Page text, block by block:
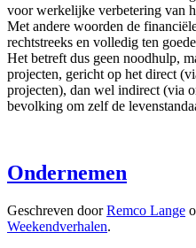
voor werkelijke verbetering van
Met andere woorden de
rechtstreeks en volledig ten
Het betreft dus geen noodhulp,
projecten, gericht op het direct
projecten), dan wel indirect (via
bevolking om zelf de
Ondernemen
Geschreven doorRemco Lange
Weekendverhalen.